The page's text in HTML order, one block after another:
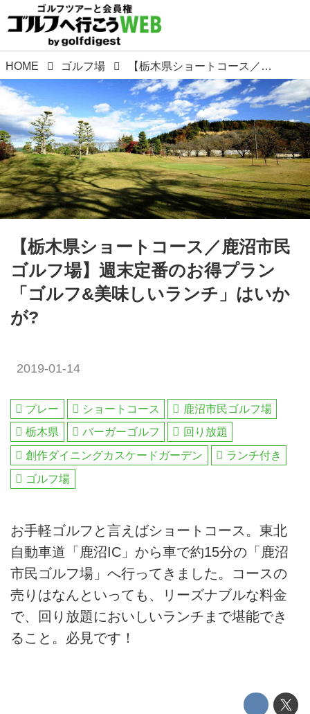
HOME ゴルフ場 【栃木県ショートコース／鹿沼市民ゴルフ場】週末定番のお得プラン「ゴルフ&美味しいランチ」はいかが?
【栃木県ショートコース／鹿沼市民
ゴルフ場】週末定番のお得プラン
「ゴルフ&美味しいランチ」はいか
が?
2019-01-14
プレー ショートコース
鹿沼市民ゴルフ場
栃木県
バーガーゴルフ
回り放題
創作ダイニングカスケードガーデン
ランチ付き
ゴルフ場
お手軽ゴルフと言えばショートコース。東北
自動車道「鹿沼IC」から車で約15分の「鹿沼
市民ゴルフ場」へ行ってきました。コースの
売りはなんといっても、リーズナブルな料金
で、回り放題においしいランチまで堪能でき
ること。必見です！